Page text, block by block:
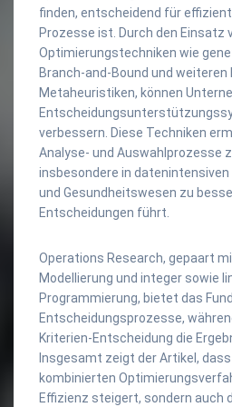
finden, entscheidend für
Prozesse ist. Durch den Einsatz
Optimierungstechniken wie
Branch-and-Bound und weiteren
Metaheuristiken, können
verbessern. Diese Techniken
Analyse- und Auswahlprozesse
insbesondere in datenintensiven
und Gesundheitswesen zu
Entscheidungen führt.
Operations Research, gepaart
Modellierung und integer sowie
Programmierung, bietet das
Entscheidungsprozesse,
Kriterien-Entscheidung die
Insgesamt zeigt der Artikel,
kombinierten
Effizienz steigert, sondern auch